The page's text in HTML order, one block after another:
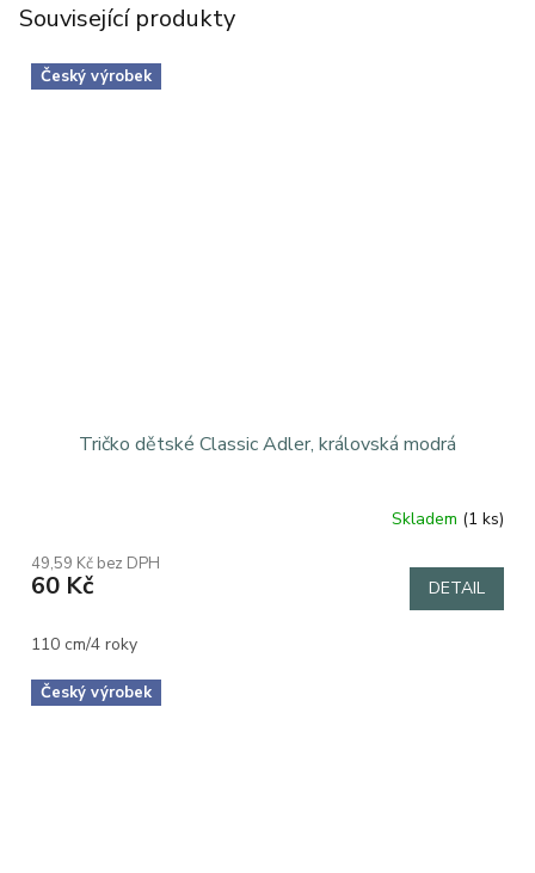
Související produkty
Český výrobek
Tričko dětské Classic Adler, královská modrá
Skladem (1 ks)
49,59 Kč bez DPH
60 Kč DETAIL
110 cm/4 roky
Český výrobek